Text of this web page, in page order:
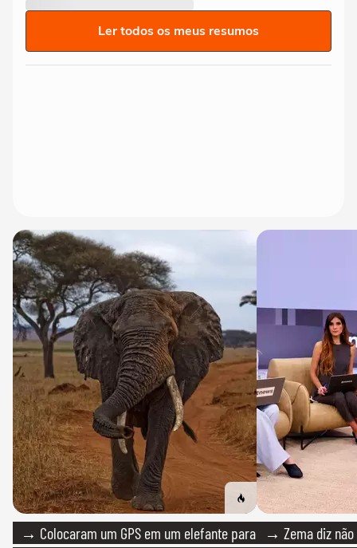
Ler todos os meus resumos
→ Colocaram um GPS em um elefante para
→ Zema diz